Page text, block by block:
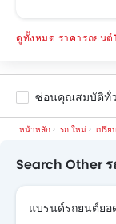
ราคารถยนต์
ซ่อนคุณสมบัติทั่
หน้าหลัก รถ ใหม่ เปรีย
Search Other
แบรนด์รถยนต์ยอ